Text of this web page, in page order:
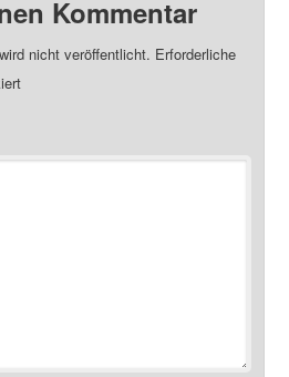
Kommentar
nicht veröffentlicht. Erforderliche